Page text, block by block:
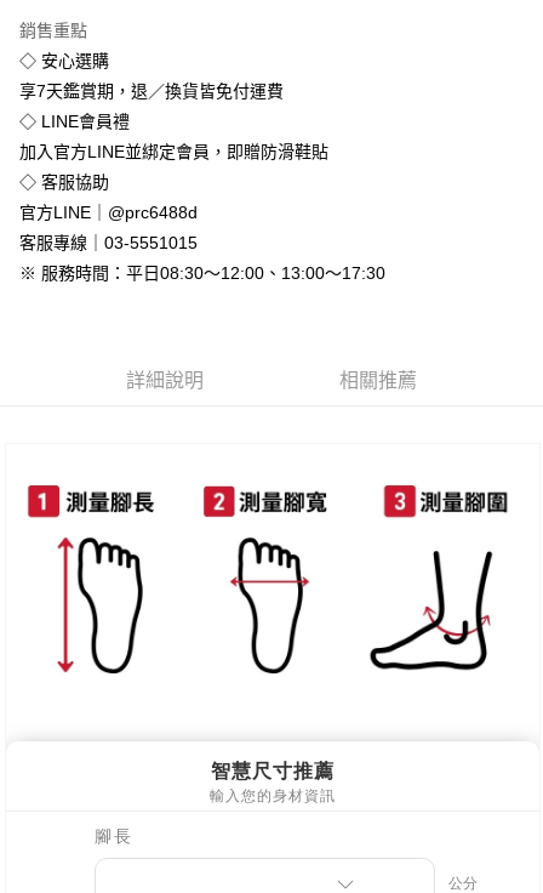
全盈+PAY
運送方式
全家付款取貨
免運費
付款後全家取貨
免運費
7-11付款取貨
離島郵局配送
每筆NT$90，滿NT$999(含以上)免運費
【宇迅國際】限一般住址，不支援智能櫃 查看運費
銷售重點
◇ 安心選購
享7天鑑賞期，退／換貨皆免付運費
◇ LINE會員禮
加入官方LINE並綁定會員，即贈防滑鞋貼
◇ 客服協助
官方LINE｜@prc6488d
客服專線｜03-5551015
※ 服務時間：平日08:30～12:00、13:00～17:30
詳細說明 相關推薦